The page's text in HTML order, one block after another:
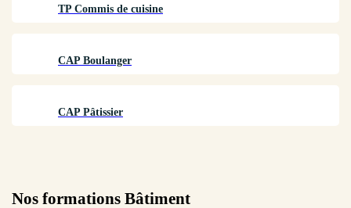
TP Commis de cuisine
CAP Boulanger
CAP Pâtissier
Nos formations Bâtiment